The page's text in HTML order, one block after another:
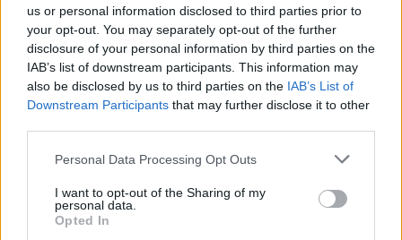
us or personal information disclosed to third parties prior to
your opt-out. You may separately opt-out of the further
disclosure of your personal information by third parties on the
IAB’s list of downstream participants. This information may
also be disclosed by us to third parties on the IAB’s List of
Downstream Participants that may further disclose it to other
Personal Data Processing Opt Outs
I want to opt-out of the Sharing of my
personal data.
Opted In
Wyszukaj według liter, wprowadź
wszystkie litery:
Wyszukaj
według
liter,
wprowadź
Szukaj